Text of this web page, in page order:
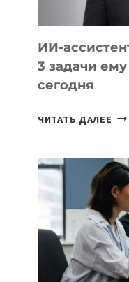
ИИ-
3 задачи
сегодня
ЧИТАТЬ ДАЛЕЕ ИИ-
3